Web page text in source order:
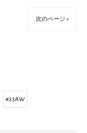
次のページ >
#23AW